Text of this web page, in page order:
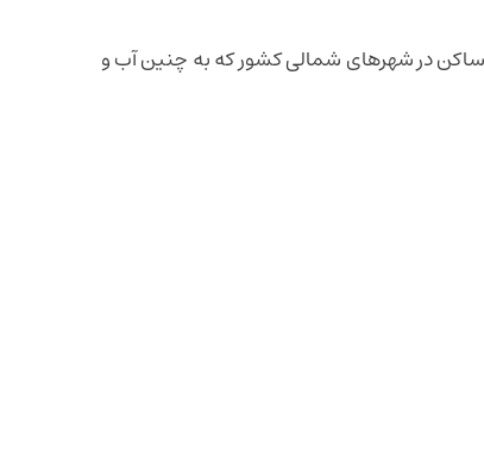
ساکن در شهرهای شمالی کشور که به چنین آب و